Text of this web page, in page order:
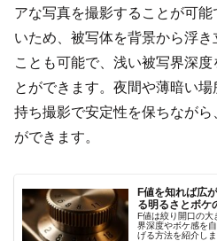
アな写真を撮影することが可
いため、被写体を背景から浮
ことも可能で、浅い被写界深
とができます。夜間や薄暗い
持ち撮影で安定性を保ちなが
ができます。
F値を知れば広
る明るさとボケ
F値は絞り開口の大
界深度やボケ感を
げる方法を紹介し